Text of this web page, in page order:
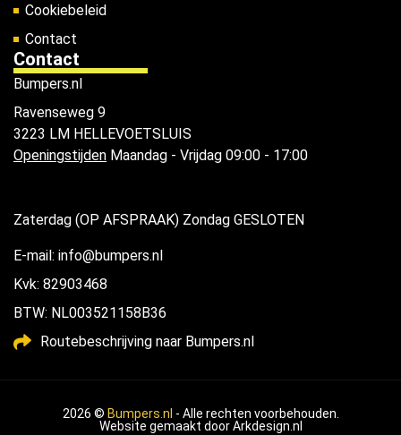
Cookiebeleid
Contact
Contact
Bumpers.nl
Ravenseweg 9
3223 LM HELLEVOETSLUIS
Openingstijden Maandag - Vrijdag 09:00 - 17:00
Zaterdag (OP AFSPRAAK) Zondag GESLOTEN
E-mail: info@bumpers.nl
Kvk: 82903468
BTW: NL003521158B36
Routebeschrijving naar Bumpers.nl
2026 © Bumpers.nl - Alle rechten voorbehouden.
Website gemaakt doorArkdesign.nl